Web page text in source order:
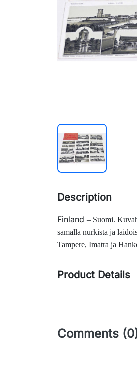
Description
Finland – Suomi.
samalla nurkista ja
Tampere, Imatra ja
Product Details
Comments